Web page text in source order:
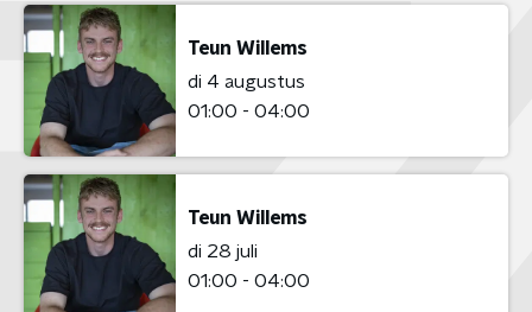
Teun Willems
di 4 augustus
01:00 - 04:00
Teun Willems
di 28 juli
01:00 - 04:00